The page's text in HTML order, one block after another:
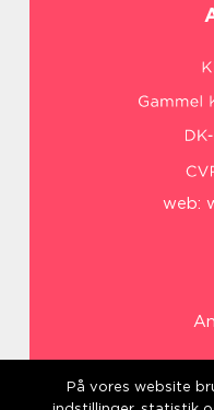
web:
På vores website